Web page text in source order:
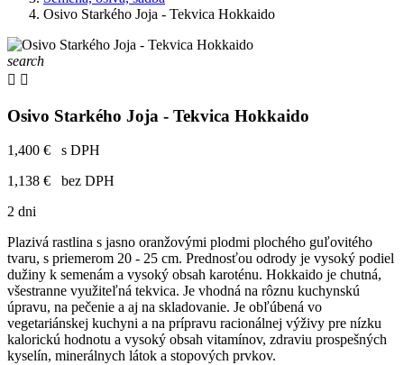
Osivo Starkého Joja - Tekvica Hokkaido
search
 
Osivo Starkého Joja - Tekvica Hokkaido
1,400 €
s DPH
1,138 €
bez DPH
2 dni
Plazivá rastlina s jasno oranžovými plodmi plochého guľovitého
tvaru, s priemerom 20 - 25 cm. Prednosťou odrody je vysoký podiel
dužiny k semenám a vysoký obsah karoténu. Hokkaido je chutná,
všestranne využiteľná tekvica. Je vhodná na rôznu kuchynskú
úpravu, na pečenie a aj na skladovanie. Je obľúbená vo
vegetariánskej kuchyni a na prípravu racionálnej výživy pre nízku
kalorickú hodnotu a vysoký obsah vitamínov, zdraviu prospešných
kyselín, minerálnych látok a stopových prvkov.